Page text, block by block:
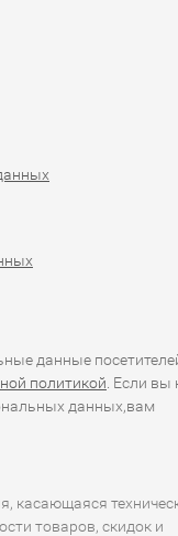
данные
политикой . Если вы
данных,вам
касающаяся
товаров, скидок и